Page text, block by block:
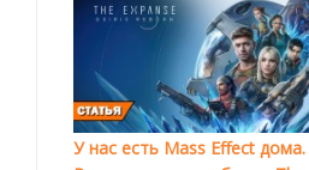
У нас есть Mass Effect дома.